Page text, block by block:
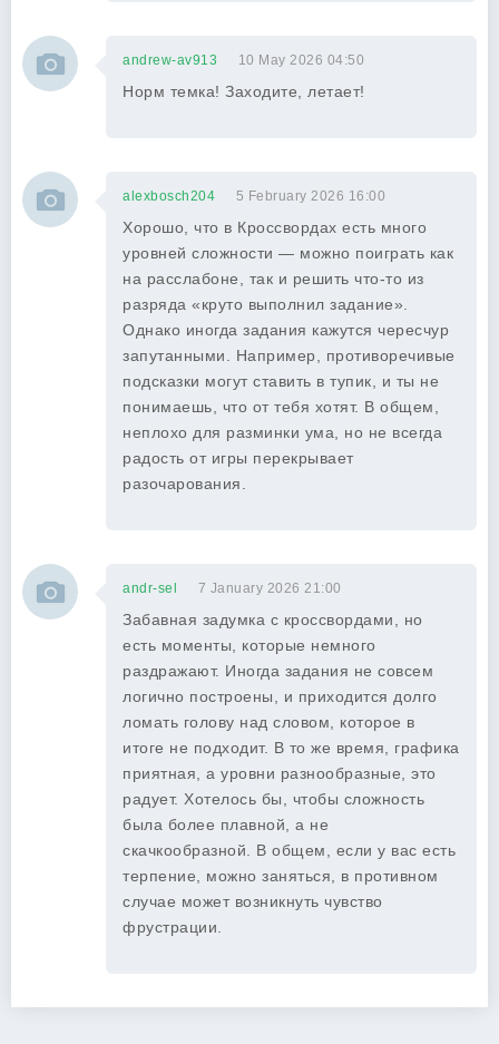
andrew-av913 10 May 2026 04:50
Норм темка! Заходите, летает!
alexbosch204 5 February 2026 16:00
Хорошо, что в Кроссвордах есть много
уровней сложности — можно поиграть как
на расслабоне, так и решить что-то из
разряда «круто выполнил задание».
Однако иногда задания кажутся чересчур
запутанными. Например, противоречивые
подсказки могут ставить в тупик, и ты не
понимаешь, что от тебя хотят. В общем,
неплохо для разминки ума, но не всегда
радость от игры перекрывает
разочарования.
andr-sel 7 January 2026 21:00
Забавная задумка с кроссвордами, но
есть моменты, которые немного
раздражают. Иногда задания не совсем
логично построены, и приходится долго
ломать голову над словом, которое в
итоге не подходит. В то же время, графика
приятная, а уровни разнообразные, это
радует. Хотелось бы, чтобы сложность
была более плавной, а не
скачкообразной. В общем, если у вас есть
терпение, можно заняться, в противном
случае может возникнуть чувство
фрустрации.